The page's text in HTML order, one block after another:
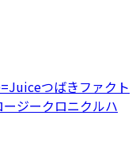
つばきファクト
ージークロニクルハ